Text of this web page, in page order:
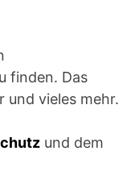
finden. Das
und vieles mehr.
und dem